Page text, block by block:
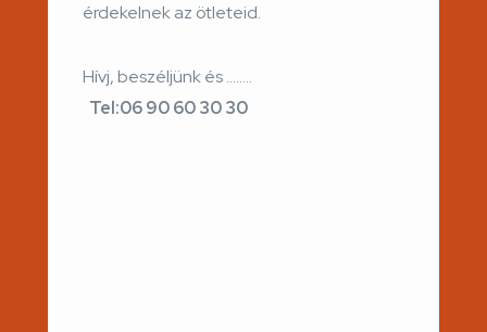
érdekelnek az ötleteid.
Hívj, beszéljünk és ……..
Tel:06 90 60 30 30